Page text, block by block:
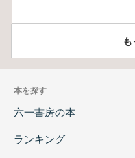
も
本を探す
六一書房の本
ランキング